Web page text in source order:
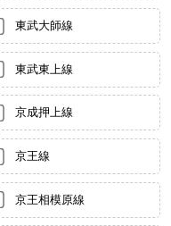
東武大師線
東武東上線
京成押上線
京王線
京王相模原線